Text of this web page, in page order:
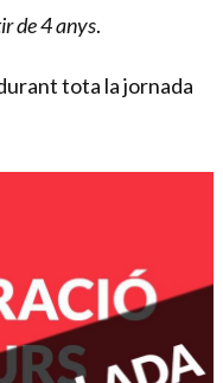
de 4 anys.
tota la jornada